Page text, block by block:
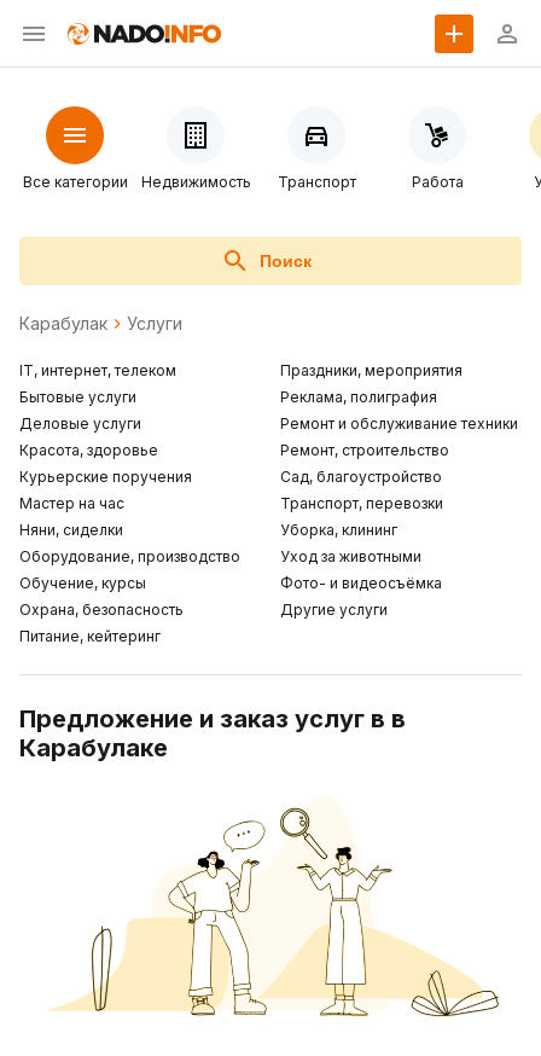
Все категории Недвижимость Транспорт Работа
Поиск
Карабулак Услуги
IT, интернет, телеком
Бытовые услуги
Деловые услуги
Красота, здоровье
Курьерские поручения
Мастер на час
Няни, сиделки
Оборудование, производство
Обучение, курсы
Охрана, безопасность
Питание, кейтеринг
Праздники, мероприятия
Реклама, полиграфия
Ремонт и обслуживание техники
Ремонт, строительство
Сад, благоустройство
Транспорт, перевозки
Уборка, клининг
Уход за животными
Фото- и видеосъёмка
Другие услуги
Предложение и заказ услуг в в
Карабулаке